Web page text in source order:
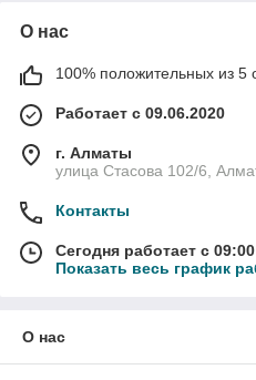
О нас
100% положительных из 5
Работает с 09.06.2020
г. Алматы
улица Стасова 102/6,
Контакты
Сегодня работает с
Показать весь график
О нас